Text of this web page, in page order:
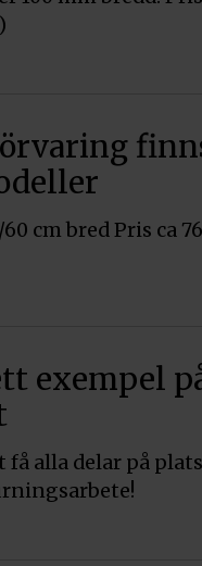
cm bred Pris ca
exempel
alla delar på